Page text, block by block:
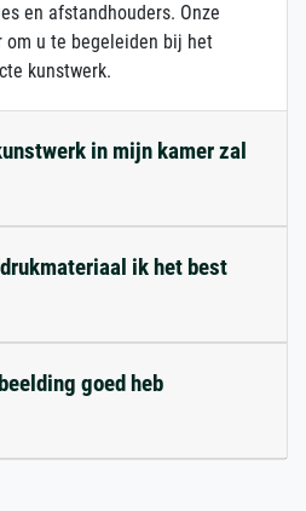
en afstandhouders. Onze
u te begeleiden bij het
kunstwerk.
in mijn kamer zal
ik het best
goed heb